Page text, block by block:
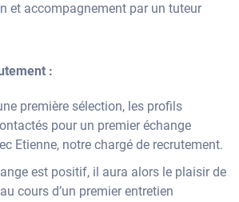
et accompagnement par un tuteur
:
première sélection, les profils
pour un premier échange
Etienne, notre chargé de recrutement.
est positif, il aura alors le plaisir de
cours d’un premier entretien